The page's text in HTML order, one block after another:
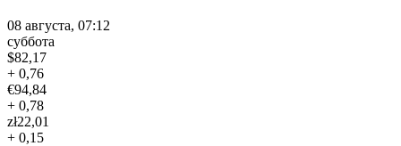
08 августа, 07:12
суббота
$82,17
+ 0,76
€94,84
+ 0,78
zł22,01
+ 0,15